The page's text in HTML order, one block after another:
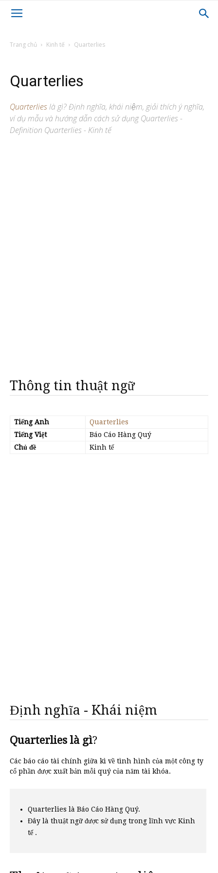
Trang chủ Kinh tế Quarterlies
Quarterlies
Quarterlieslà gì? Định nghĩa, khái niệm, giải thích ý nghĩa,
ví dụ mẫu và hướng dẫn cách sử dụng Quarterlies -
Definition Quarterlies - Kinh tế
Thông tin thuật ngữ
Tiếng Anh
Quarterlies
Tiếng Việt
Báo Cáo Hàng Quý
Chủ đề
Kinh tế
Định nghĩa - Khái niệm
Quarterlies là gì?
Các báo cáo tài chính giữa kì về tình hình của một công ty
cổ phần được xuất bản mỗi quý của năm tài khóa.
Quarterlies là Báo Cáo Hàng Quý.
Đây là thuật ngữ được sử dụng trong lĩnh vực Kinh
tế .